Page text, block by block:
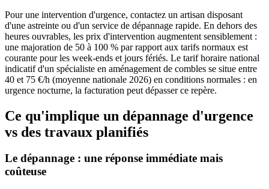
Pour une intervention d'urgence, contactez un artisan disposant
d'une astreinte ou d'un service de dépannage rapide. En dehors des
heures ouvrables, les prix d'intervention augmentent sensiblement :
une majoration de 50 à 100 % par rapport aux tarifs normaux est
courante pour les week-ends et jours fériés. Le tarif horaire national
indicatif d'un spécialiste en aménagement de combles se situe entre
40 et 75 €/h (moyenne nationale 2026) en conditions normales : en
urgence nocturne, la facturation peut dépasser ce repère.
Ce qu'implique un dépannage d'urgence
vs des travaux planifiés
Le dépannage : une réponse immédiate mais
coûteuse